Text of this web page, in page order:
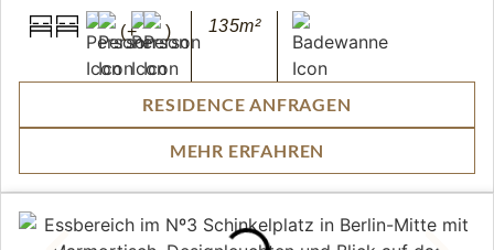
(+ ) 135m²
RESIDENCE ANFRAGEN
MEHR ERFAHREN